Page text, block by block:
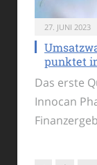
27. JUNI 2023
punktet
Das erste
Innocan